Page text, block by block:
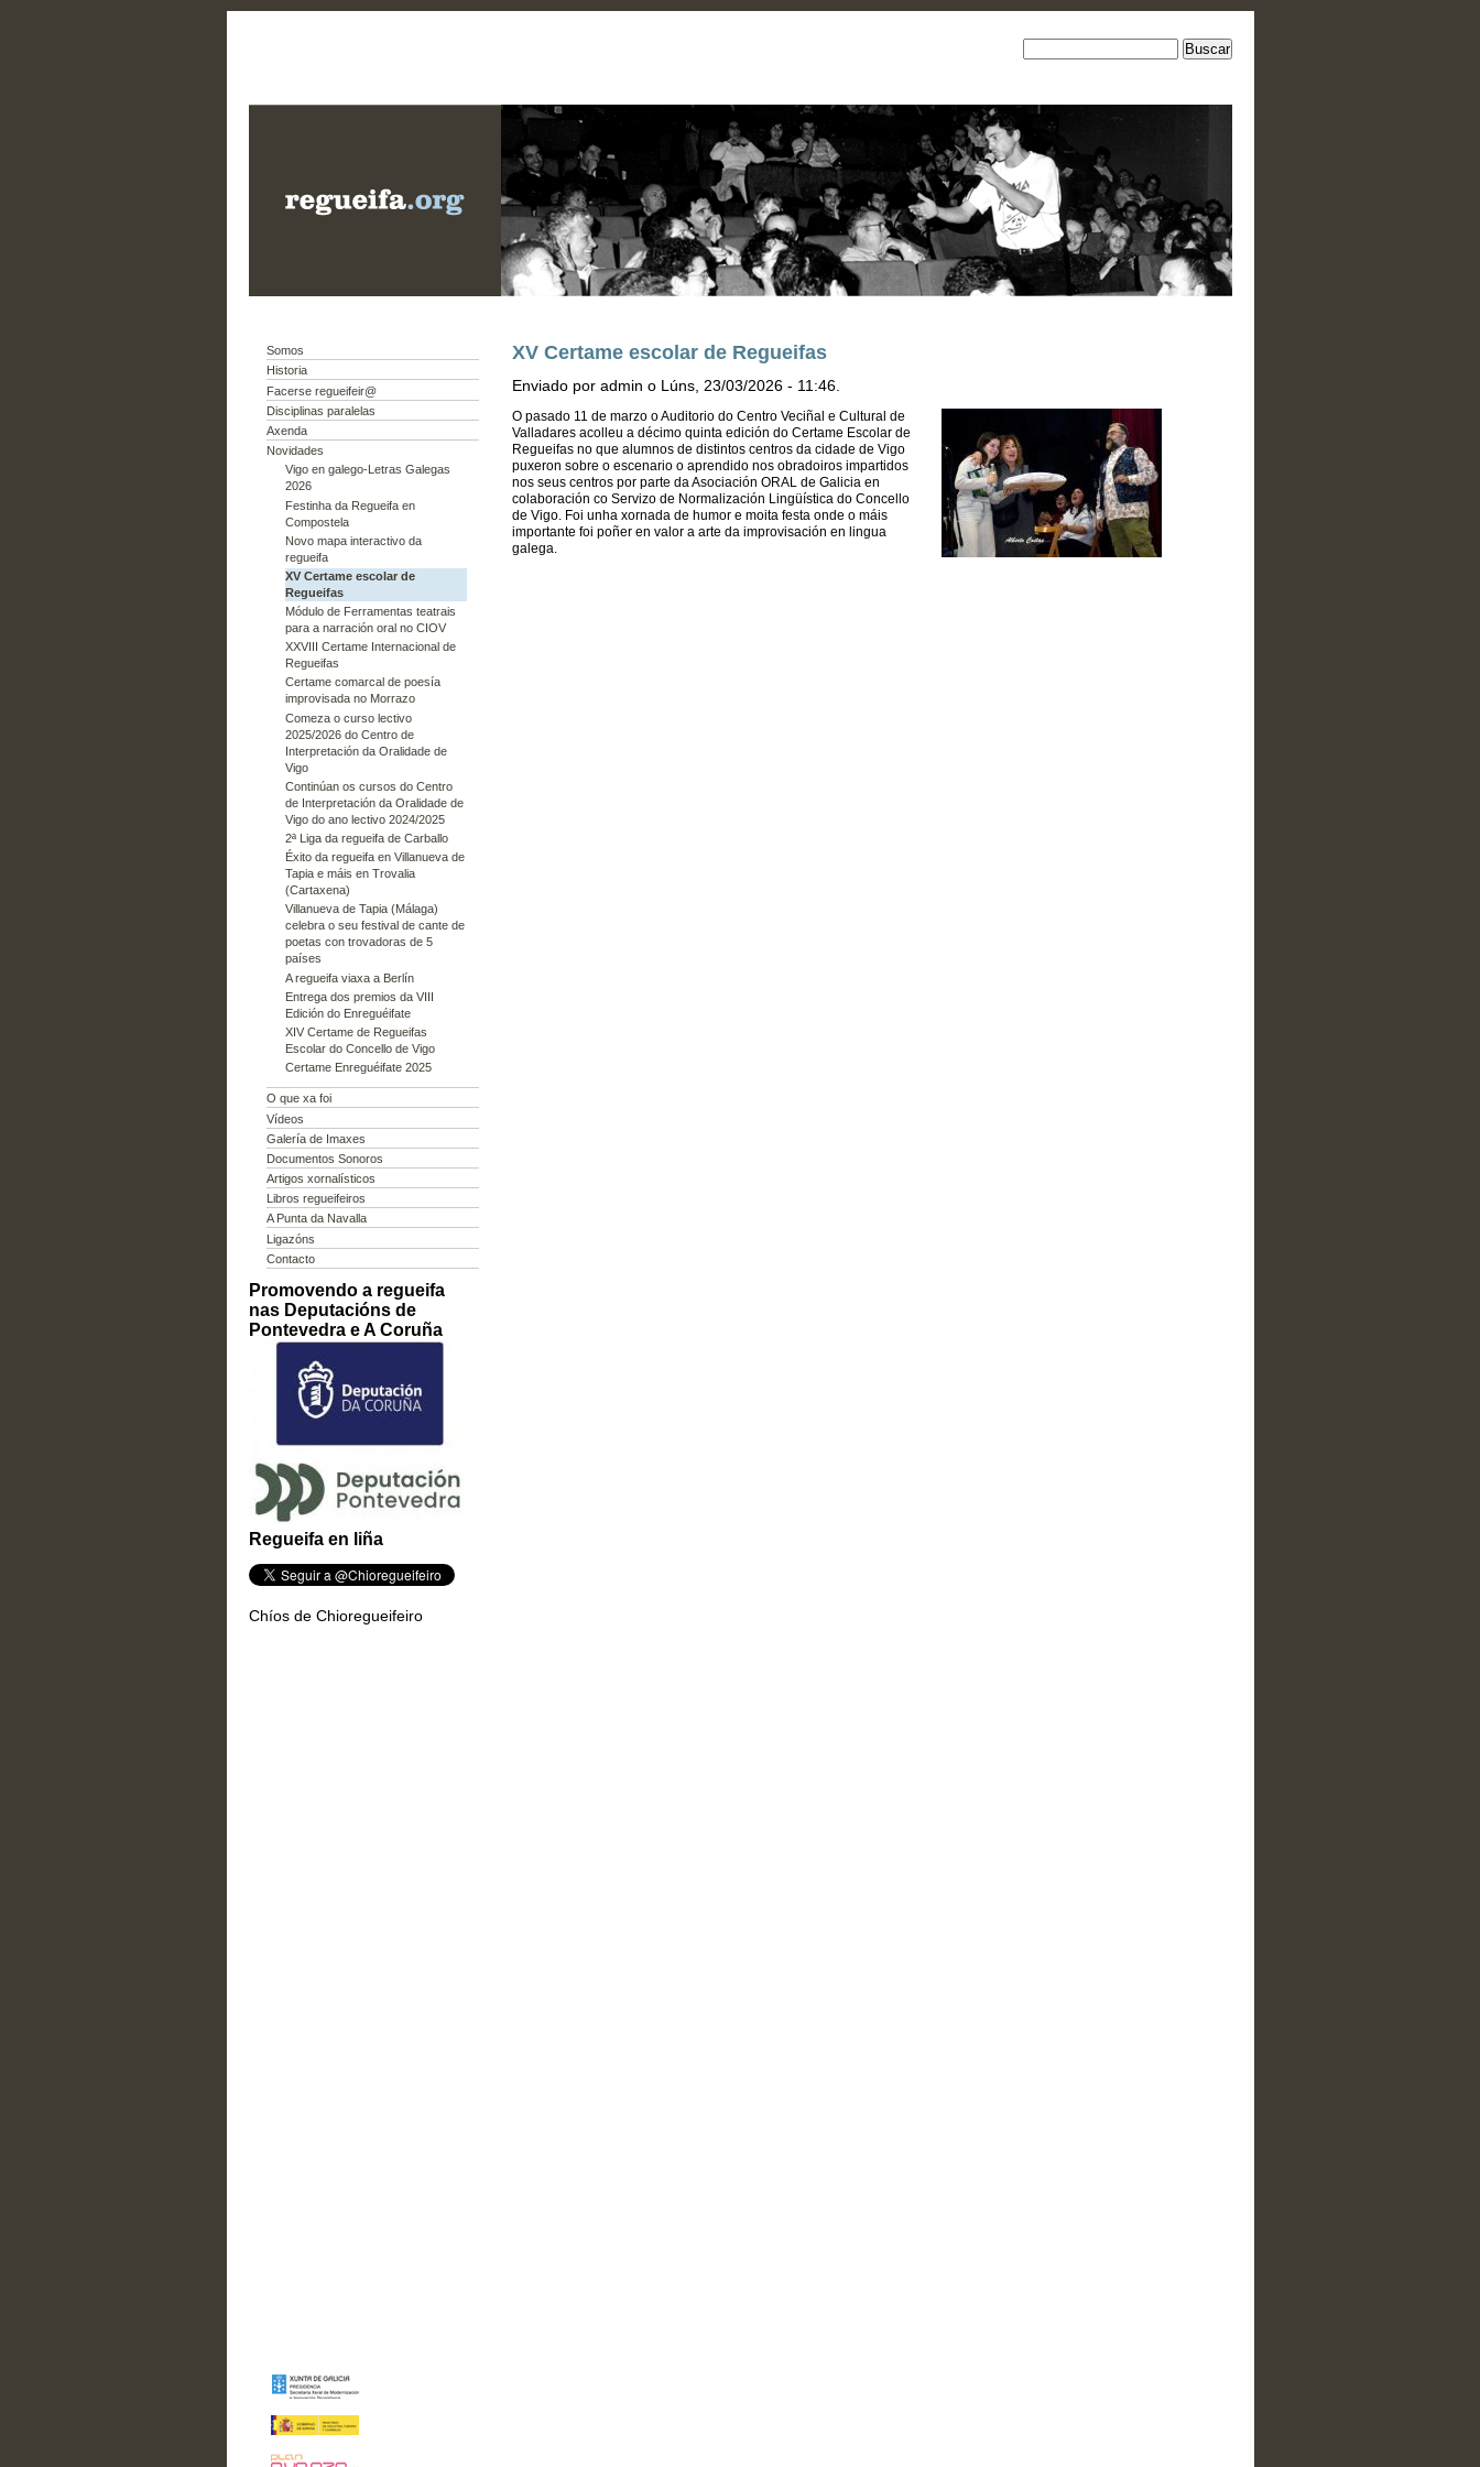
Somos
Historia
Facerse regueifeir@
Disciplinas paralelas
Axenda
Novidades
Vigo en galego-Letras Galegas
2026
Festinha da Regueifa en
Compostela
Novo mapa interactivo da
regueifa
XV Certame escolar de
Regueifas
Módulo de Ferramentas teatrais
para a narración oral no CIOV
XXVIII Certame Internacional de
Regueifas
Certame comarcal de poesía
improvisada no Morrazo
Comeza o curso lectivo
2025/2026 do Centro de
Interpretación da Oralidade de
Vigo
Continúan os cursos do Centro
de Interpretación da Oralidade de
Vigo do ano lectivo 2024/2025
2ª Liga da regueifa de Carballo
Éxito da regueifa en Villanueva de
Tapia e máis en Trovalia
(Cartaxena)
Villanueva de Tapia (Málaga)
celebra o seu festival de cante de
poetas con trovadoras de 5
países
A regueifa viaxa a Berlín
Entrega dos premios da VIII
Edición do Enreguéifate
XIV Certame de Regueifas
Escolar do Concello de Vigo
Certame Enreguéifate 2025
O que xa foi
Vídeos
Galería de Imaxes
Documentos Sonoros
Artigos xornalísticos
Libros regueifeiros
A Punta da Navalla
Ligazóns
Contacto
Promovendo a regueifa
nas Deputacións de
Pontevedra e A Coruña
Regueifa en liña
Chíos de Chioregueifeiro
XV Certame escolar de Regueifas
Enviado por admin o Lúns, 23/03/2026 - 11:46.
O pasado 11 de marzo o Auditorio do Centro Veciñal e Cultural de
Valladares acolleu a décimo quinta edición do Certame Escolar de
Regueifas no que alumnos de distintos centros da cidade de Vigo
puxeron sobre o escenario o aprendido nos obradoiros impartidos
nos seus centros por parte da Asociación ORAL de Galicia en
colaboración co Servizo de Normalización Lingüística do Concello
de Vigo. Foi unha xornada de humor e moita festa onde o máis
importante foi poñer en valor a arte da improvisación en lingua
galega.